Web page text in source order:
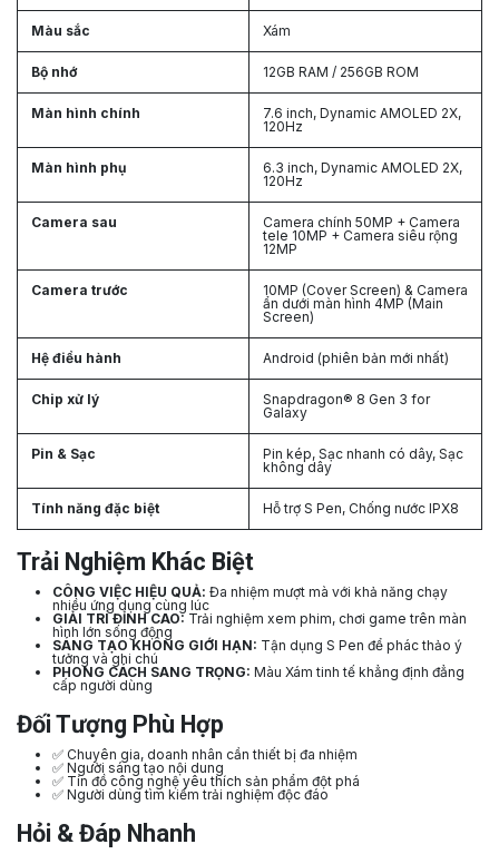
Màu sắc Xám
Bộ nhớ 12GB RAM / 256GB ROM
Màn hình chính
7.6 inch, Dynamic AMOLED 2X,
120Hz
Màn hình phụ
6.3 inch, Dynamic AMOLED 2X,
120Hz
Camera sau
Camera chính 50MP + Camera
tele 10MP + Camera siêu rộng
12MP
Camera trước
10MP (Cover Screen) & Camera
ẩn dưới màn hình 4MP (Main
Screen)
Hệ điều hành Android (phiên bản mới nhất)
Chip xử lý
Snapdragon® 8 Gen 3 for
Galaxy
Pin & Sạc
Pin kép, Sạc nhanh có dây, Sạc
không dây
Tính năng đặc biệt Hỗ trợ S Pen, Chống nước IPX8
Trải Nghiệm Khác Biệt
CÔNG VIỆC HIỆU QUẢ: Đa nhiệm mượt mà với khả năng chạy
nhiều ứng dụng cùng lúc
GIẢI TRÍ ĐỈNH CAO: Trải nghiệm xem phim, chơi game trên màn
hình lớn sống động
SÁNG TẠO KHÔNG GIỚI HẠN: Tận dụng S Pen để phác thảo ý
tưởng và ghi chú
PHONG CÁCH SANG TRỌNG: Màu Xám tinh tế khẳng định đẳng
cấp người dùng
Đối Tượng Phù Hợp
✅ Chuyên gia, doanh nhân cần thiết bị đa nhiệm
✅ Người sáng tạo nội dung
✅ Tín đồ công nghệ yêu thích sản phẩm đột phá
✅ Người dùng tìm kiếm trải nghiệm độc đáo
Hỏi & Đáp Nhanh